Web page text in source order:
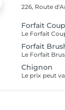
226, Route
Forfait
Forfait
Chignon